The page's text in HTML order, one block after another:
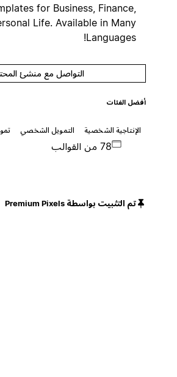
Templates for Business, Finance,
Personal Life. Available in Many
Languages!
التواصل مع منشئ المحتوى
أفضل الفئات
الإنتاجية الشخصية التمويل الشخصي تمويل
تم التثبيت بواسطة Premium Pixels